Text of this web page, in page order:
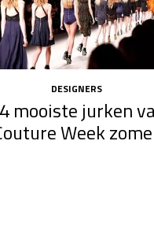
DESIGNERS
mooiste jurken
Week